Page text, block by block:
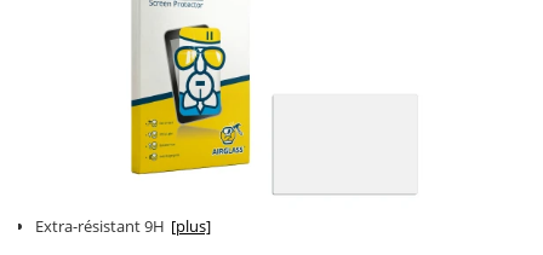
Extra-résistant 9H [plus]